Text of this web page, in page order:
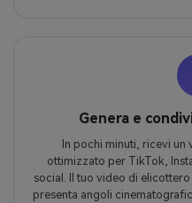
Genera e
In pochi minuti, ricevi un
ottimizzato per TikTok,
social. Il tuo video di
presenta angoli